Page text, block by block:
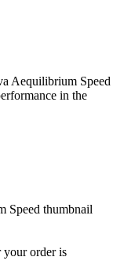
Aequilibrium Speed
in the
your order is